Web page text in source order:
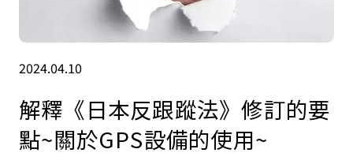
2024.04.10
解釋《日本反跟蹤法》修訂的要
點~關於GPS設備的使用~